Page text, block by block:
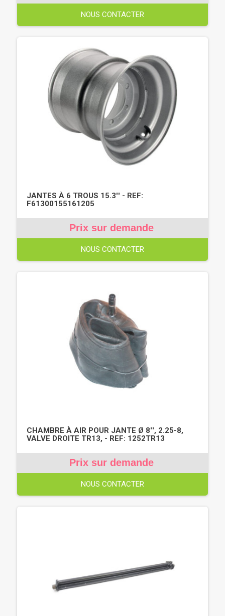
NOUS CONTACTER
JANTES À 6 TROUS 15.3'' - REF:
F61300155161205
Prix sur demande
NOUS CONTACTER
CHAMBRE À AIR POUR JANTE Ø 8'', 2.25-8,
VALVE DROITE TR13, - REF: 1252TR13
Prix sur demande
NOUS CONTACTER